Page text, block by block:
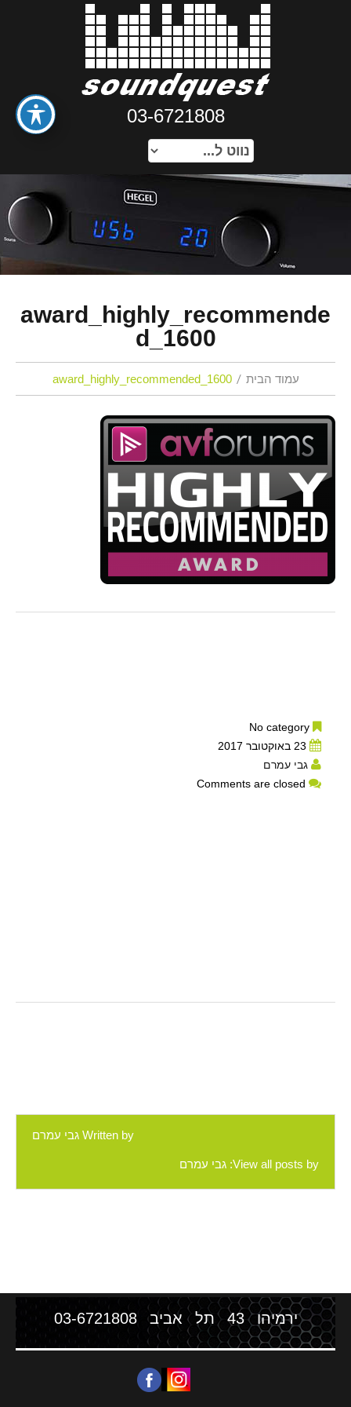
03-6721808
award_highly_recommende
d_1600
עמוד הבית award_highly_recommended_1600
23 באוקטובר 2017
גבי עמרם
Comments are closed
Written by גבי עמרם
View all posts by: גבי עמרם
ירמיהו 43 תל אביב 03-6721808